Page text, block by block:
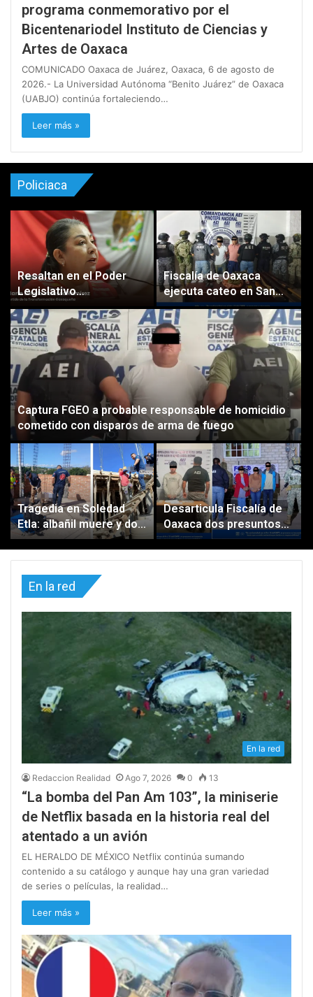
programa conmemorativo por el
Bicentenariodel Instituto de Ciencias y
Artes de Oaxaca
COMUNICADO Oaxaca de Juárez, Oaxaca, 6 de agosto de
2026.- La Universidad Autónoma “Benito Juárez” de Oaxaca
(UABJO) continúa fortaleciendo…
Leer más »
Policiaca
Captura FGEO a probable responsable de homicidio
cometido con disparos de arma de fuego
Resaltan en el Poder
Legislativo
consolidación de
Oaxaca de la mano de la
primera Presidenta de
México
Fiscalía de Oaxaca
ejecuta cateo en San
Pedro Atoyac y detiene
a dos personas
Tragedia en Soledad
Etla: albañil muere y dos
más quedan graves tras
Desarticula Fiscalía de
Oaxaca dos presuntos
puntos de venta de
En la red
En la red
Redaccion Realidad Ago 7, 2026 0 13
“La bomba del Pan Am 103”, la miniserie
de Netflix basada en la historia real del
atentado a un avión
EL HERALDO DE MÉXICO Netflix continúa sumando
contenido a su catálogo y aunque hay una gran variedad
de series o películas, la realidad…
Leer más »